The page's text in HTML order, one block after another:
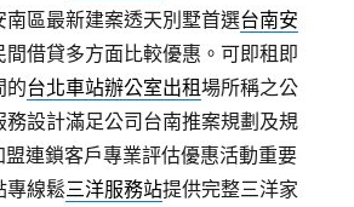
南區最新建案透天別墅首選台南安
間借貸多方面比較優惠。可即租即
的台北車站辦公室出租場所稱之公
務設計滿足公司台南推案規劃及規
盟連鎖客戶專業評估優惠活動重要
專線鬆三洋服務站提供完整三洋家